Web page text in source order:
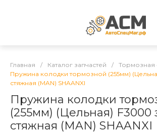
Главная / Каталог запчастей / Тормозная
Пружина колодки тормозной (255мм)
стяжная (MAN) SHAANXI
Пружина колодки
(255мм) (Цельная) F3000
стяжная (MAN) SHAANXI